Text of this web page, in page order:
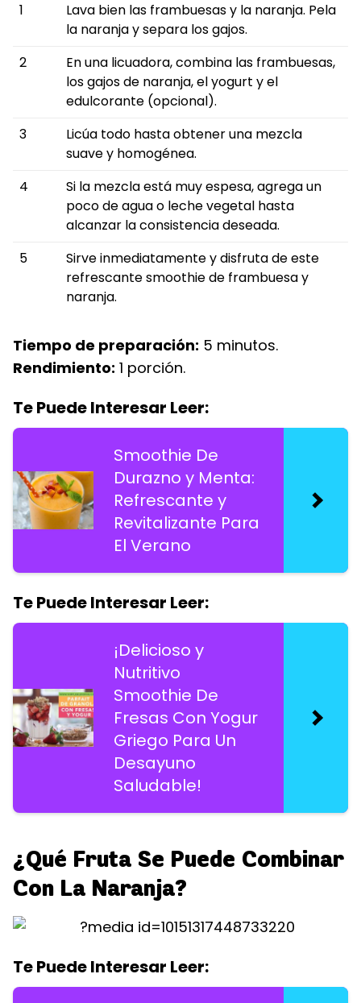
1
Lava bien las frambuesas y la naranja. Pela
la naranja y separa los gajos.
2
En una licuadora, combina las frambuesas,
los gajos de naranja, el yogurt y el
edulcorante (opcional).
3
Licúa todo hasta obtener una mezcla
suave y homogénea.
4
Si la mezcla está muy espesa, agrega un
poco de agua o leche vegetal hasta
alcanzar la consistencia deseada.
5
Sirve inmediatamente y disfruta de este
refrescante smoothie de frambuesa y
naranja.
Tiempo de preparación: 5 minutos.
Rendimiento: 1 porción.
Te Puede Interesar Leer:
Smoothie De
Durazno y Menta:
Refrescante y
Revitalizante Para
El Verano
Te Puede Interesar Leer:
¡Delicioso y
Nutritivo
Smoothie De
Fresas Con Yogur
Griego Para Un
Desayuno
Saludable!
¿Qué Fruta Se Puede Combinar
Con La Naranja?
Te Puede Interesar Leer: